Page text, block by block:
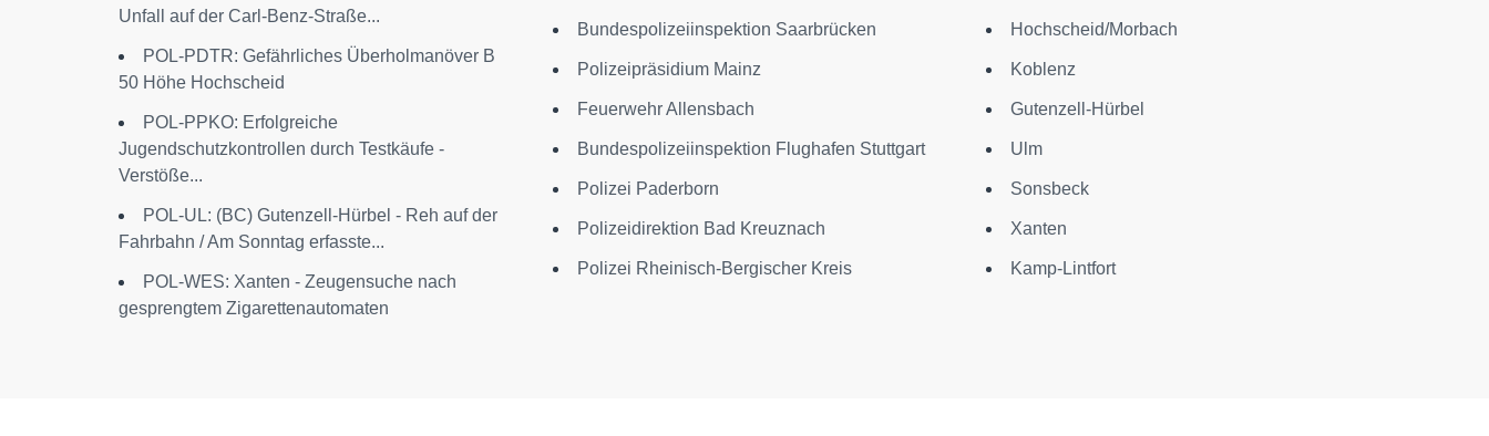
Unfall auf der Carl-Benz-Straße...
POL-PDTR: Gefährliches Überholmanöver B
50 Höhe Hochscheid
POL-PPKO: Erfolgreiche
Jugendschutzkontrollen durch Testkäufe -
Verstöße...
POL-UL: (BC) Gutenzell-Hürbel - Reh auf der
Fahrbahn / Am Sonntag erfasste...
POL-WES: Xanten - Zeugensuche nach
gesprengtem Zigarettenautomaten
Bundespolizeiinspektion Saarbrücken
Polizeipräsidium Mainz
Feuerwehr Allensbach
Bundespolizeiinspektion Flughafen Stuttgart
Polizei Paderborn
Polizeidirektion Bad Kreuznach
Polizei Rheinisch-Bergischer Kreis
Hochscheid/Morbach
Koblenz
Gutenzell-Hürbel
Ulm
Sonsbeck
Xanten
Kamp-Lintfort